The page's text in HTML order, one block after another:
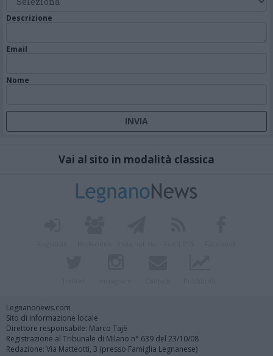
Descrizione
Email
Nome
Vai al sito in modalità classica
Legnanonews.com
Sito di informazione locale
Direttore responsabile: Marco Tajè
Registrazione al Tribunale di Milano n° 639 del 23/10/08
Redazione: Via Matteotti, 3 (presso Famiglia Legnanese)